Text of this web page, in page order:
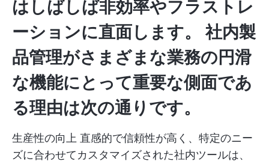
はしばしば非効率やフラストレ
ーションに直面します。 社内製
品管理がさまざまな業務の円滑
な機能にとって重要な側面であ
る理由は次の通りです。
生産性の向上 直感的で信頼性が高く、特定のニー
ズに合わせてカスタマイズされた社内ツールは、